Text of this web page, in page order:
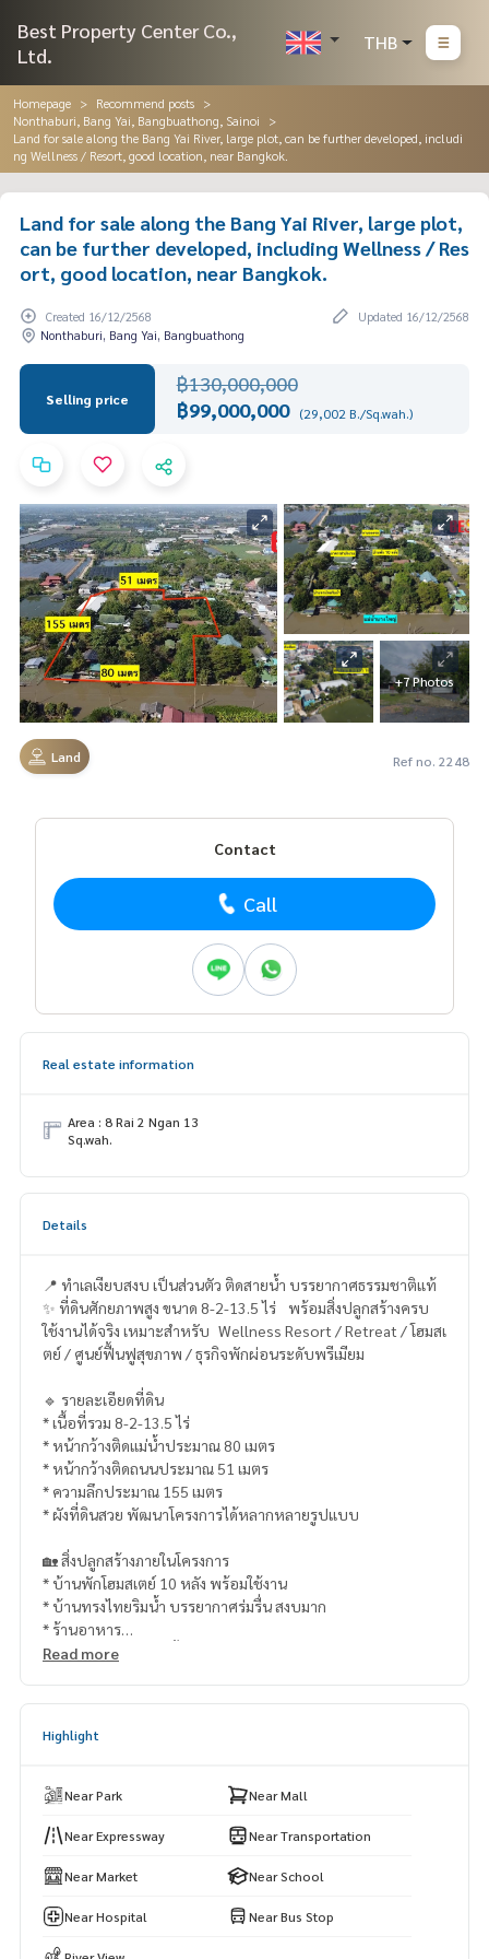
Best Property Center Co.,
Ltd.
THB
Homepage
Recommend posts
Nonthaburi, Bang Yai, Bangbuathong, Sainoi
Land for sale along the Bang Yai River, large plot, can be further developed, includi
ng Wellness / Resort, good location, near Bangkok.
Land for sale along the Bang Yai River, large plot,
can be further developed, including Wellness / Res
ort, good location, near Bangkok.
Created 16/12/2568
Updated 16/12/2568
Nonthaburi, Bang Yai, Bangbuathong
Selling price
฿130,000,000
฿99,000,000 (29,002 B./Sq.wah.)
+7 Photos
Land Ref no. 2248
Contact
Call
Real estate information
Area : 8 Rai 2 Ngan 13
Sq.wah.
Details
📍 ทำเลเงียบสงบ เป็นส่วนตัว ติดสายน้ำ บรรยากาศธรรมชาติแท้
✨ ที่ดินศักยภาพสูง ขนาด 8-2-13.5 ไร่ พร้อมสิ่งปลูกสร้างครบ
ใช้งานได้จริง เหมาะสำหรับ Wellness Resort / Retreat / โฮมสเ
ตย์ / ศูนย์ฟื้นฟูสุขภาพ / ธุรกิจพักผ่อนระดับพรีเมียม
🔹 รายละเอียดที่ดิน
* เนื้อที่รวม 8-2-13.5 ไร่
* หน้ากว้างติดแม่น้ำประมาณ 80 เมตร
* หน้ากว้างติดถนนประมาณ 51 เมตร
* ความลึกประมาณ 155 เมตร
* ผังที่ดินสวย พัฒนาโครงการได้หลากหลายรูปแบบ
🏡 สิ่งปลูกสร้างภายในโครงการ
* บ้านพักโฮมสเตย์ 10 หลัง พร้อมใช้งาน
* บ้านทรงไทยริมน้ำ บรรยากาศร่มรื่น สงบมาก
* ร้านอาหาร
* อาคารสำนักงาน 2 ชั้น
* ติดแม่น้ำบางใหญ่ วิวสวย เปิดรับธรรมชาติ
m
* เดินทางสะดวก ใกล้กรุงเทพฯ
📍 สถานที่ใกล้เคียง
* ใกล้ วัดต้นเชือก และ อบต.บางใหญ่
Read more
Highlight
Near Park Near Mall
Near Expressway Near Transportation
Near Market Near School
Near Hospital Near Bus Stop